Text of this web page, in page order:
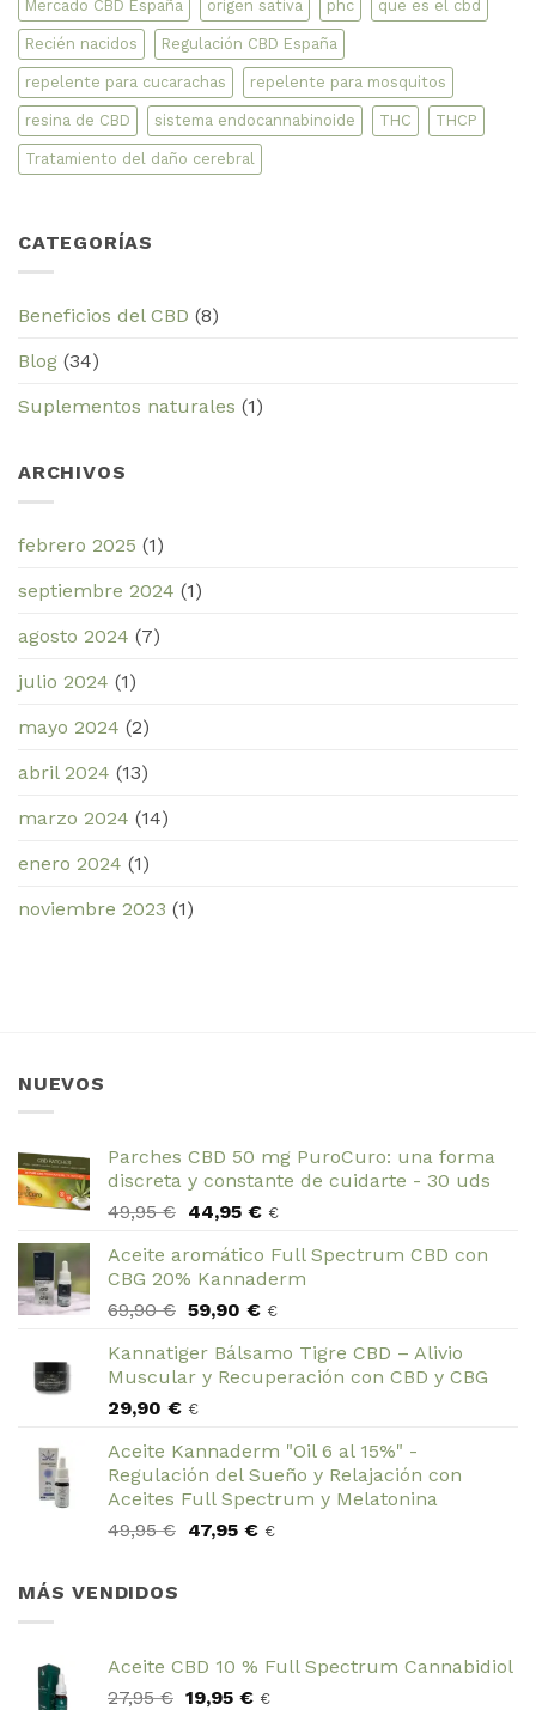
Mercado CBD España origen sativa phc que es el cbd
Recién nacidos Regulación CBD España
repelente para cucarachas repelente para mosquitos
resina de CBD sistema endocannabinoide THC THCP
Tratamiento del daño cerebral
CATEGORÍAS
Beneficios del CBD (8)
Blog (34)
Suplementos naturales (1)
ARCHIVOS
febrero 2025 (1)
septiembre 2024 (1)
agosto 2024 (7)
julio 2024 (1)
mayo 2024 (2)
abril 2024 (13)
marzo 2024 (14)
enero 2024 (1)
noviembre 2023 (1)
NUEVOS
Parches CBD 50 mg PuroCuro: una forma
discreta y constante de cuidarte - 30 uds
49,95€ El
original
era:
49,95 €.
44,95 €El
actual
es:
44,95 €.
€
Aceite aromático Full Spectrum CBD con
CBG 20% Kannaderm
69,90€ El
original
era:
69,90 €.
59,90 €El
actual
es:
€
Kannatiger Bálsamo Tigre CBD – Alivio
Muscular y Recuperación con CBD y CBG
29,90 € €
Aceite Kannaderm "Oil 6 al 15%" -
Regulación del Sueño y Relajación con
Aceites Full Spectrum y Melatonina
49,95€ El
47,95 €El
€
MÁS VENDIDOS
Aceite CBD 10 % Full Spectrum Cannabidiol
27,95€ El
19,95 €El
€